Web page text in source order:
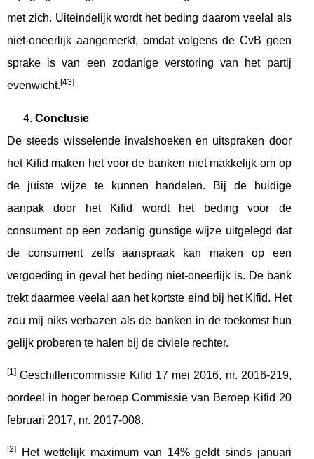
met zich. Uiteindelijk wordt het beding daarom veelal als
niet-oneerlijk aangemerkt, omdat volgens de CvB geen
sprake is van een zodanige verstoring van het partij
evenwicht.[43]
Conclusie
De steeds wisselende invalshoeken en uitspraken door
het Kifid maken het voor de banken niet makkelijk om op
de juiste wijze te kunnen handelen. Bij de huidige
aanpak door het Kifid wordt het beding voor de
consument op een zodanig gunstige wijze uitgelegd dat
de consument zelfs aanspraak kan maken op een
vergoeding in geval het beding niet-oneerlijk is. De bank
trekt daarmee veelal aan het kortste eind bij het Kifid. Het
zou mij niks verbazen als de banken in de toekomst hun
gelijk proberen te halen bij de civiele rechter.
[1] Geschillencommissie Kifid 17 mei 2016, nr. 2016-219,
oordeel in hoger beroep Commissie van Beroep Kifid 20
februari 2017, nr. 2017-008.
[2]
Het wettelijk maximum van 14% geldt sinds januari